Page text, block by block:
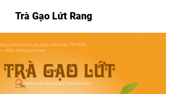
Trà Gạo Lứt Rang